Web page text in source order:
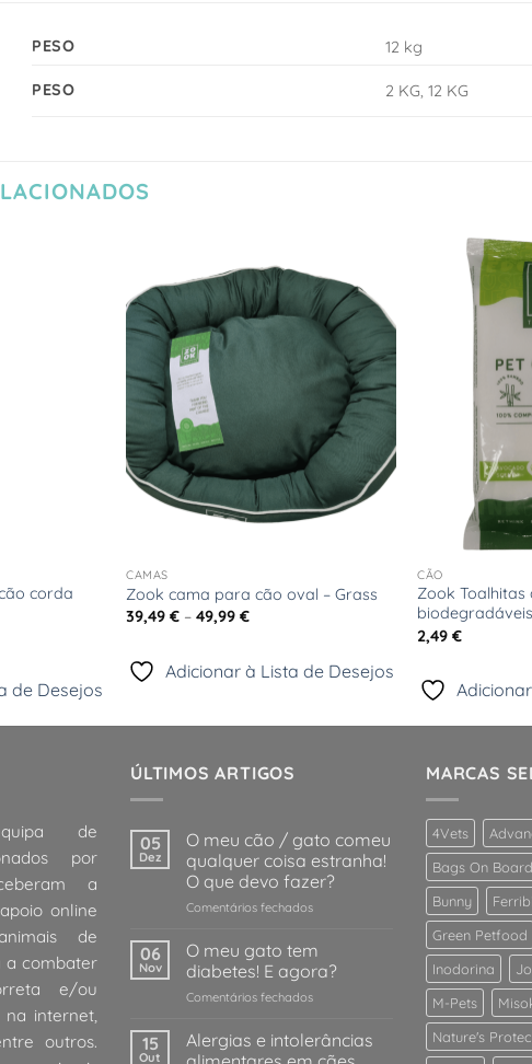
PESO 12 kg
PESO 2 KG, 12 KG
corda
de Desejos
Adicionar
à Lista
de
Desejos
CAMAS
Zook cama para cão oval – Grass
39,49€ – 49,99€Price
through
49,99 €
Adicionar à Lista de Desejos
CÃO
Zook Toalhitas
2,49€
de
por
a
online
de
a combater
e/ou
na internet,
outros.
ÚLTIMOS ARTIGOS
05
Dez
O meu cão / gato comeu
qualquer coisa estranha!
O que devo fazer?
Comentários fechadosem
meu
cão
/
gato
qualquer
coisa
06
Nov
O meu gato tem
diabetes! E agora?
Comentários fechadosem
meu
gato
15
Out
Alergias e intolerâncias
MARCAS
4Vets
Bags On Board
Bunny
Green Petfood
Inodorina
M-Pets
Nature's